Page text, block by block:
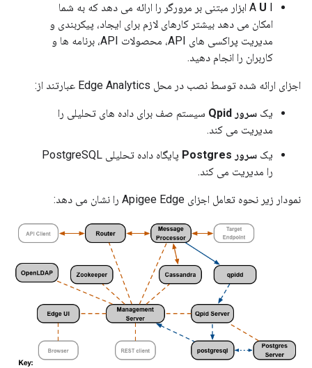
A U
I ابزار مبتنی بر مرورگر را ارائه می دهد که به شما
امکان می دهد بیشتر کارهای لازم برای ایجاد، پیکربندی و
مدیریت پراکسی های API، محصولات API، برنامه ها و
کاربران را انجام دهید.
اجزای ارائه شده توسط نصب در محل Edge Analytics عبارتند از:
یک سرور Qpid
سیستم صف برای داده های تحلیلی را
مدیریت می کند.
یک سرور Postgres
پایگاه داده تحلیلی PostgreSQL
را مدیریت می کند.
نمودار زیر نحوه تعامل اجزای Apigee Edge را نشان می دهد: